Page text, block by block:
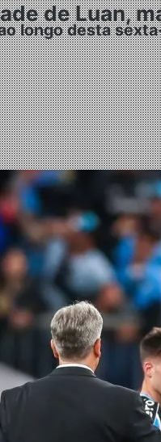
de Luan,
longo desta